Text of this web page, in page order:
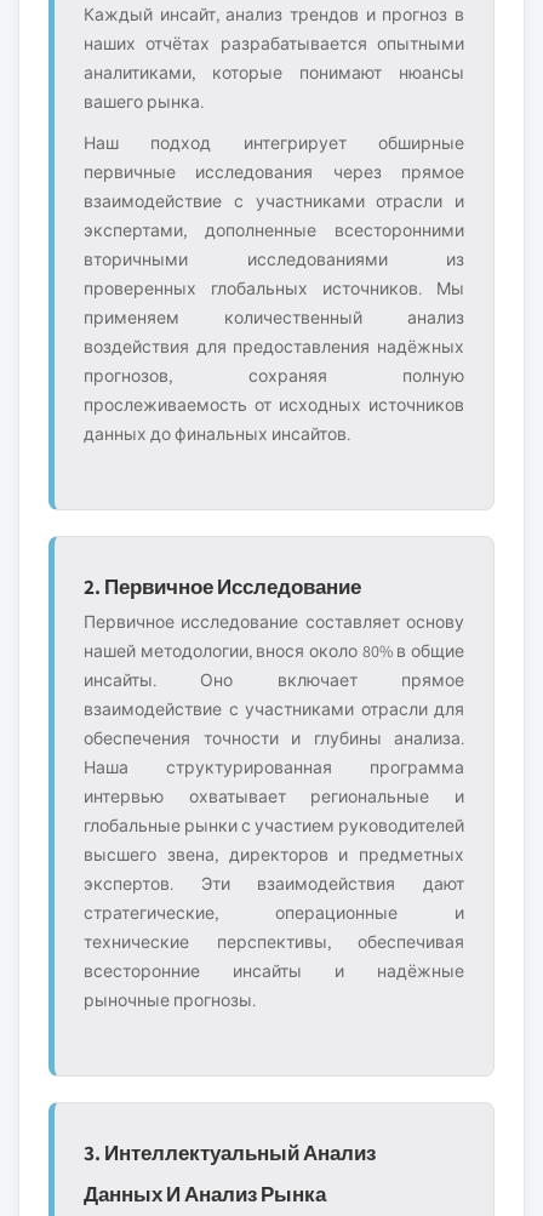
Каждый инсайт, анализ трендов и прогноз в
наших отчётах разрабатывается опытными
аналитиками, которые понимают нюансы
вашего рынка.
Наш подход интегрирует обширные
первичные исследования через прямое
взаимодействие с участниками отрасли и
экспертами, дополненные всесторонними
вторичными исследованиями из
проверенных глобальных источников. Мы
применяем количественный анализ
воздействия для предоставления надёжных
прогнозов, сохраняя полную
прослеживаемость от исходных источников
данных до финальных инсайтов.
2. Первичное Исследование
Первичное исследование составляет основу
нашей методологии, внося около 80% в общие
инсайты. Оно включает прямое
взаимодействие с участниками отрасли для
обеспечения точности и глубины анализа.
Наша структурированная программа
интервью охватывает региональные и
глобальные рынки с участием руководителей
высшего звена, директоров и предметных
экспертов. Эти взаимодействия дают
стратегические, операционные и
технические перспективы, обеспечивая
всесторонние инсайты и надёжные
рыночные прогнозы.
3. Интеллектуальный Анализ
Данных И Анализ Рынка